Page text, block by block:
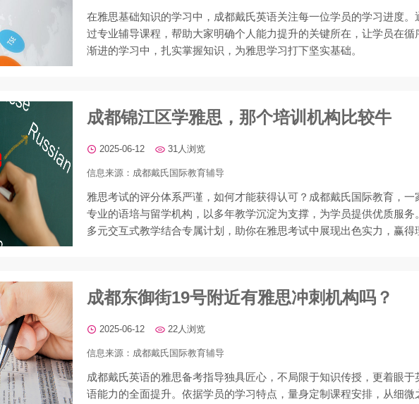
在雅思基础知识的学习中，成都戴氏英语关注每一位学员的学习进度。
过专业辅导课程，帮助大家明确个人能力提升的关键所在，让学员在循
渐进的学习中，扎实掌握知识，为雅思学习打下坚实基础。
成都锦江区学雅思，那个培训机构比较牛
2025-06-12 31人浏览
信息来源： 成都戴氏国际教育辅导
雅思考试的评分体系严谨，如何才能获得认可？成都戴氏国际教育，一
专业的语培与留学机构，以多年教学沉淀为支撑，为学员提供优质服务。
多元交互式教学结合专属计划，助你在雅思考试中展现出色实力，赢得
成都东御街19号附近有雅思冲刺机构吗？
2025-06-12 22人浏览
信息来源： 成都戴氏国际教育辅导
成都戴氏英语的雅思备考指导独具匠心，不局限于知识传授，更着眼于
语能力的全面提升。依据学员的学习特点，量身定制课程安排，从细微